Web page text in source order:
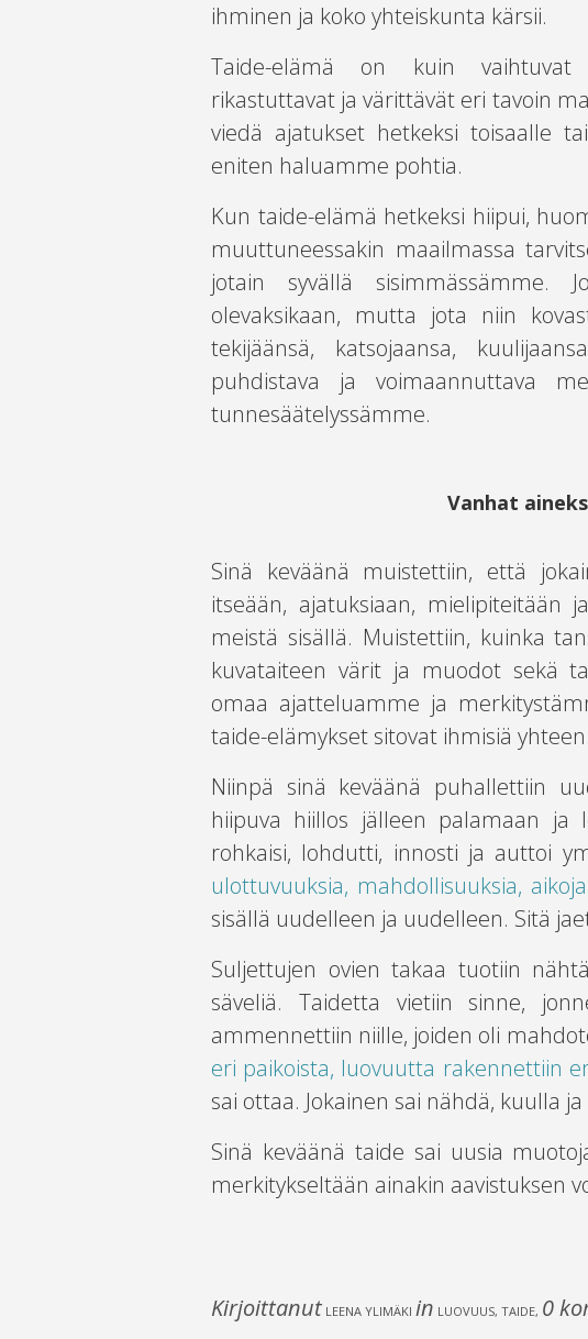
ihminen ja koko yhteiskunta kärsii.
Taide-elämä on kuin vaihtuvat
rikastuttavat ja värittävät eri tavoin
viedä ajatukset hetkeksi toisaalle
eniten haluamme pohtia.
Kun taide-elämä hetkeksi hiipui,
muuttuneessakin maailmassa
jotain syvällä
olevaksikaan, mutta jota niin
tekijäänsä, katsojaansa,
puhdistava ja voimaannuttava
tunnesäätelyssämme.
Vanhat
Sinä keväänä muistettiin, että
itseään, ajatuksiaan, mielipiteitään
meistä sisällä. Muistettiin, kuinka
kuvataiteen värit ja muodot sekä
omaa ajatteluamme ja
taide-elämykset sitovat ihmisiä yhteen.
Niinpä sinä keväänä puhallettiin
hiipuva hiillos jälleen palamaan ja
rohkaisi, lohdutti, innosti ja auttoi
ulottuvuuksia, mahdollisuuksia,
sisällä uudelleen ja uudelleen. Sitä
Suljettujen ovien takaa tuotiin
säveliä. Taidetta vietiin sinne,
ammennettiin niille, joiden oli
eri paikoista, luovuutta rakennettiin
sai ottaa. Jokainen sai nähdä, kuulla
Sinä keväänä taide sai uusia
merkitykseltään ainakin aavistuksen
Kirjoittanut LEENA YLIMÄKI in LUOVUUS, TAIDE, 0